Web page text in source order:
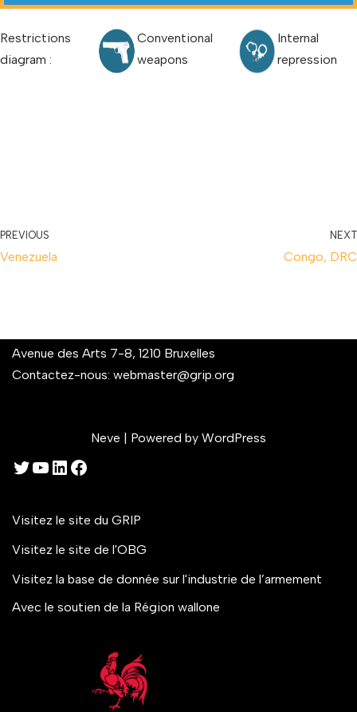
Restrictions
diagram :
Conventional
weapons
Internal
repression
PREVIOUS
Venezuela
NEXT
Congo, DRC
Avenue des Arts 7-8, 1210 Bruxelles
Contactez-nous: webmaster@grip.org
Neve | Powered by WordPress
Visitez le site du GRIP
Visitez le site de l'OBG
Visitez la base de donnée sur l'industrie de l’armement
Avec le soutien de la Région wallone